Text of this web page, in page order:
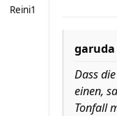
Reini1
Dass
einen,
Tonfall